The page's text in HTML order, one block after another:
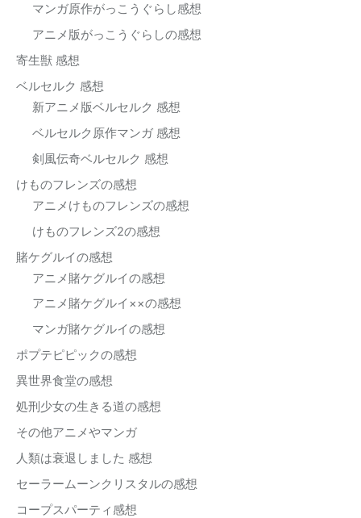
マンガ原作がっこうぐらし感想
アニメ版がっこうぐらしの感想
寄生獣 感想
ベルセルク 感想
新アニメ版ベルセルク 感想
ベルセルク原作マンガ 感想
剣風伝奇ベルセルク 感想
けものフレンズの感想
アニメけものフレンズの感想
けものフレンズ2の感想
賭ケグルイの感想
アニメ賭ケグルイの感想
アニメ賭ケグルイ××の感想
マンガ賭ケグルイの感想
ポプテピピックの感想
異世界食堂の感想
処刑少女の生きる道の感想
その他アニメやマンガ
人類は衰退しました 感想
セーラームーンクリスタルの感想
コープスパーティ感想